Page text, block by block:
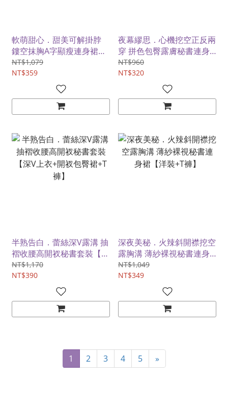
軟萌甜心．甜美可解掛脖
鏤空抹胸A字顯瘦連身裙
【洋裝+手環*2+T褲】
NT$1,079
NT$359
夜幕繆思．心機挖空正反兩
穿 拼色包臀露膚秘書連身
裙【洋裝+T褲】
NT$960
NT$320
半熟告白．蕾絲深V露溝 抽
褶收腰高開衩秘書套裝【深
V上衣+開衩包臀裙+T褲】
NT$1,170
NT$390
深夜美秘．火辣斜開襟挖空
露胸溝 薄紗裸視秘書連身
裙【洋裝+T褲】
NT$1,049
NT$349
1 2 3 4 5 »